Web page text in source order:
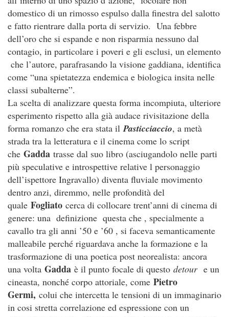
domestico di un rimosso espulso dalla finestra del salotto
e fatto rientrare dalla porta di servizio. Una febbre
dell’oro che si espande e non risparmia nessuno dal
contagio, in particolare i poveri e gli esclusi, un elemento
che l’autore, parafrasando la visione gaddiana, identifica
come “una spietatezza endemica e biologica insita nelle
classi subalterne”.
La scelta di analizzare questa forma incompiuta, ulteriore
esperimento rispetto alla già audace rivisitazione della
forma romanzo che era stata ilPasticciaccio, a metà
strada tra la letteratura e il cinema come lo script
che Gadda trasse dal suo libro (asciugandolo nelle parti
più speculative e introspettive relative l personaggio
dell’ispettore Ingravallo) diventa fluviale movimento
dentro anzi, diremmo, nelle profondità del
quale Fogliato cerca di collocare trent’anni di cinema di
genere: una definizione questa che , specialmente a
cavallo tra gli anni ’50 e ’60 , si faceva semanticamente
malleabile perché riguardava anche la formazione e la
trasformazione di una poetica post neorealista: ancora
una volta Gadda è il punto focale di questo detoure un
cineasta, nonché corpo attoriale, come Pietro
Germi, colui che intercetta le tensioni di un immaginario
in cosi stretta correlazione ed espressione con un